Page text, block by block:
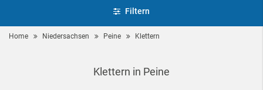
Filtern
Home Niedersachsen Peine Klettern
Klettern in Peine